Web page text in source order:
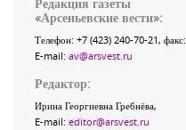
«Арсеньевские вести»:
Телефон: +7 (423) 240-70-21, факс:
E-mail: av@arsvest.ru
Редактор:
Ирина Георгиевна Гребнёва,
E-mail: editor@arsvest.ru